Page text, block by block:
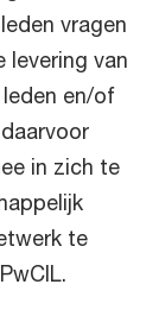
vragen
levering van
en/of
in zich te
te